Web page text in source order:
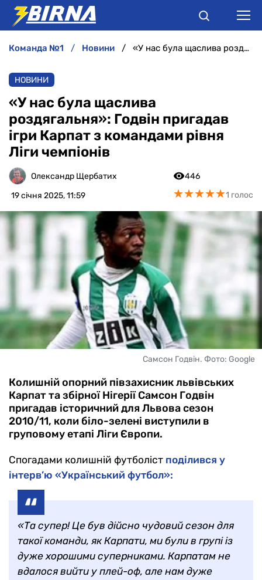
АНАЛІТИКА
ІНТЕРВ'Ю
РІЗНЕ
БУКМЕКЕРИ
команда №1 новини «У нас була щаслива роздягальня»: Годвін пригадав ігри Карпат з командами рівня Ліги чемпіонів
НОВИНИ
«У нас була щаслива
роздягальня»: Годвін пригадав
ігри Карпат з командами рівня
Ліги чемпіонів
Олександр Щербатих
19 січня 2025, 11:59
446
★★★★★
★★★★★1 голос
Самсон Годвін. Фото: Google
Колишній опорний півзахисник львівських
Карпат та збірної Нігерії Самсон Годвін
пригадав історичний для Львова сезон
2010/11, коли біло-зелені виступили в
груповому етапі Ліги Європи.
Спогадами колишній футболіст поділився у
інтерв’ю «Український футбол»:
«Та супер! Це був дійсно чудовий сезон для
такої команди, як Карпати, ми були в групі із
дуже хорошими суперниками. Карпатам не
вдалося вийти у плей-оф, але нам дуже